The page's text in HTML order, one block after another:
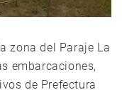
zona del Paraje La
embarcaciones,
de Prefectura